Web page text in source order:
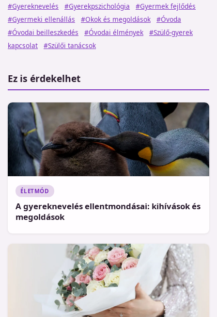
#Gyereknevelés #Gyerekpszichológia
#Gyermek fejlődés
#Gyermeki ellenállás
#Okok és megoldások
#Óvoda
#Óvodai beilleszkedés
#Óvodai élmények
#Szülő-gyerek
kapcsolat
#Szülői tanácsok
Ez is érdekelhet
ÉLETMÓD
A gyereknevelés ellentmondásai: kihívások és
megoldások